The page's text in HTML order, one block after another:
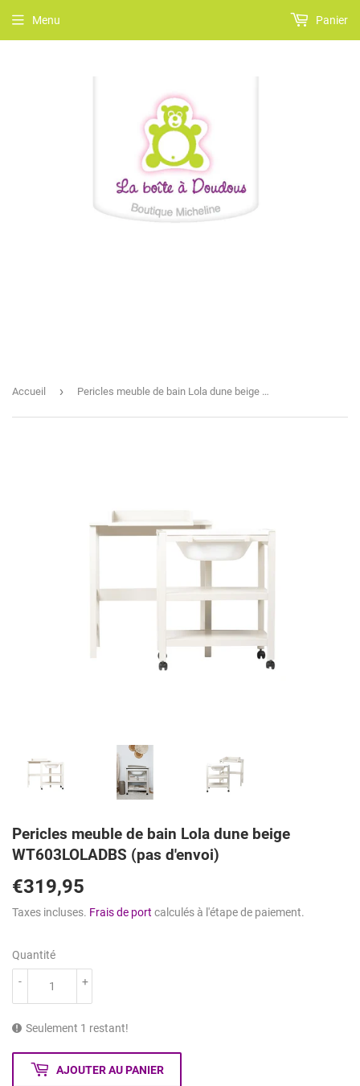
Menu Panier
Accueil › Pericles meuble de bain Lola dune beige WT603LOLADBS (pas d'envoi)
Pericles meuble de bain Lola dune beige
WT603LOLADBS (pas d'envoi)
€319,95
Taxes incluses. Frais de port calculés à l'étape de paiement.
Quantité
+
-
Seulement 1 restant!
AJOUTER AU PANIER